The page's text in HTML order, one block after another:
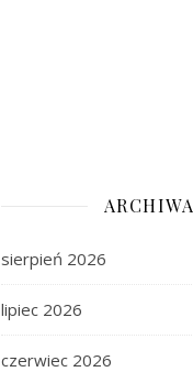
ARCHIWA
sierpień 2026
lipiec 2026
czerwiec 2026